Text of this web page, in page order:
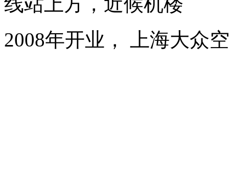
2008年开业， 上海大